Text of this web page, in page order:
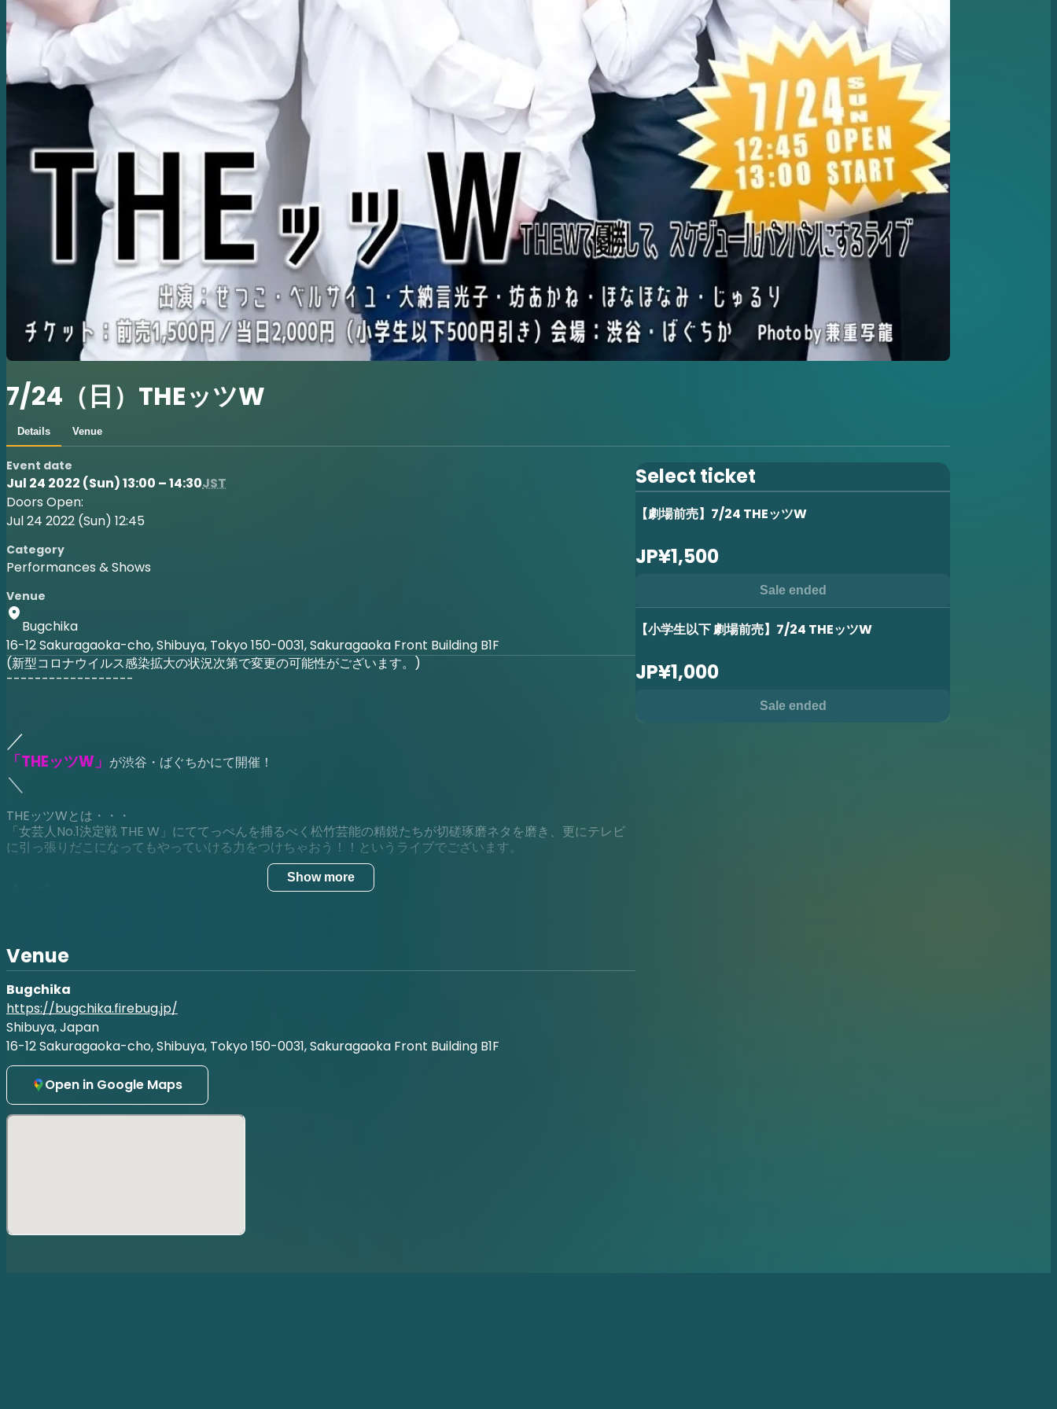
7/24（日）THEッツW
Details Venue
Event date
Jul 24 2022 (Sun) 13:00 – 14:30JST
Doors Open:
Jul 24 2022 (Sun) 12:45
Category
Performances & Shows
Venue
Bugchika
16-12 Sakuragaoka-cho, Shibuya, Tokyo 150-0031, Sakuragaoka Front Building B1F
(新型コロナウイルス感染拡大の状況次第で変更の可能性がございます。)
------------------
／
「THEッツW」 が渋谷・ばぐちかにて開催！
＼
THEッツWとは・・・
「女芸人No.1決定戦 THE W」にててっぺんを捕るべく松竹芸能の精鋭たちが切磋琢磨ネタを磨き、更にテレビ
に引っ張りだこになってもやっていける力をつけちゃおう！！というライブでございます。
せつこ
ベルサイユ
大納言光子
坊あかね
ほなほなみ
じゅるり
（※大吟嬢はスケジュールの都合にて休演となります）
【会場】
ばぐちか
東京都渋谷区桜丘町１６−１２ 桜丘フロントビル B1F
小学生以下 当日券 1,500円（会場にて販売）
Show more
Venue
Bugchika
https://bugchika.firebug.jp/
Shibuya, Japan
16-12 Sakuragaoka-cho, Shibuya, Tokyo 150-0031, Sakuragaoka Front Building B1F
Open in Google Maps
Select ticket
【劇場前売】7/24 THEッツW
JP¥1,500
Sale ended
【小学生以下 劇場前売】7/24 THEッツW
JP¥1,000
Sale ended